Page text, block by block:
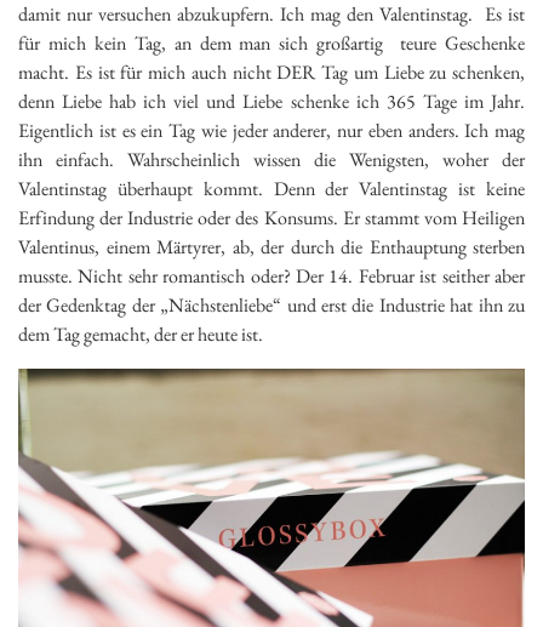
damit nur versuchen abzukupfern. Ich mag den Valentinstag. Es ist
für mich kein Tag, an dem man sich großartig teure Geschenke
macht. Es ist für mich auch nicht DER Tag um Liebe zu schenken,
denn Liebe hab ich viel und Liebe schenke ich 365 Tage im Jahr.
Eigentlich ist es ein Tag wie jeder anderer, nur eben anders. Ich mag
ihn einfach. Wahrscheinlich wissen die Wenigsten, woher der
Valentinstag überhaupt kommt. Denn der Valentinstag ist keine
Erfindung der Industrie oder des Konsums. Er stammt vom Heiligen
Valentinus, einem Märtyrer, ab, der durch die Enthauptung sterben
musste. Nicht sehr romantisch oder? Der 14. Februar ist seither aber
der Gedenktag der „Nächstenliebe“ und erst die Industrie hat ihn zu
dem Tag gemacht, der er heute ist.